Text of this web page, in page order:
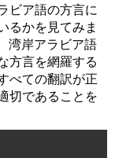
ビア語の方言に
るかを見てみま
湾岸アラビア語
方言を網羅する
べての翻訳が正
切であることを